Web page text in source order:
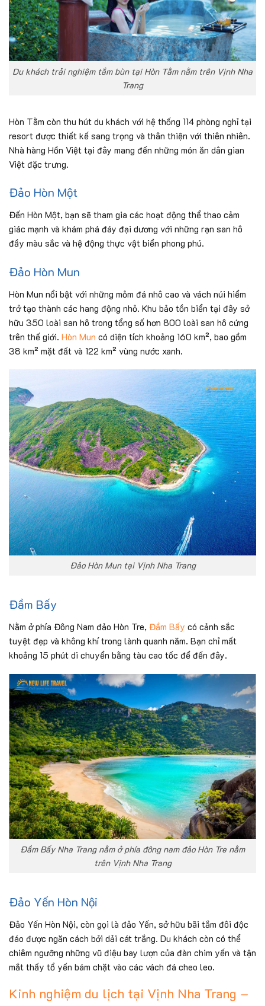
Du khách trải nghiệm tắm bùn tại Hòn Tằm nằm trên Vịnh Nha
Trang
Hòn Tằm còn thu hút du khách với hệ thống 114 phòng nghỉ tại
resort được thiết kế sang trọng và thân thiện với thiên nhiên.
Nhà hàng Hồn Việt tại đây mang đến những món ăn dân gian
Việt đặc trưng.
Đảo Hòn Một
Đến Hòn Một, bạn sẽ tham gia các hoạt động thể thao cảm
giác mạnh và khám phá đáy đại dương với những rạn san hô
đầy màu sắc và hệ động thực vật biển phong phú.
Đảo Hòn Mun
Hòn Mun nổi bật với những mỏm đá nhô cao và vách núi hiểm
trở tạo thành các hang động nhỏ. Khu bảo tồn biển tại đây sở
hữu 350 loài san hô trong tổng số hơn 800 loài san hô cứng
trên thế giới. Hòn Mun có diện tích khoảng 160 km², bao gồm
38 km² mặt đất và 122 km² vùng nước xanh.
Đảo Hòn Mun tại Vịnh Nha Trang
Đầm Bấy
Nằm ở phía Đông Nam đảo Hòn Tre, Đầm Bấy có cảnh sắc
tuyệt đẹp và không khí trong lành quanh năm. Bạn chỉ mất
khoảng 15 phút di chuyển bằng tàu cao tốc để đến đây.
Đầm Bấy Nha Trang nằm ở phía đông nam đảo Hòn Tre nằm
trên Vịnh Nha Trang
Đảo Yến Hòn Nội
Đảo Yến Hòn Nội, còn gọi là đảo Yến, sở hữu bãi tắm đôi độc
đáo được ngăn cách bởi dải cát trắng. Du khách còn có thể
chiêm ngưỡng những vũ điệu bay lượn của đàn chim yến và tận
mắt thấy tổ yến bám chặt vào các vách đá cheo leo.
Kinh nghiệm du lịch tại Vịnh Nha Trang –